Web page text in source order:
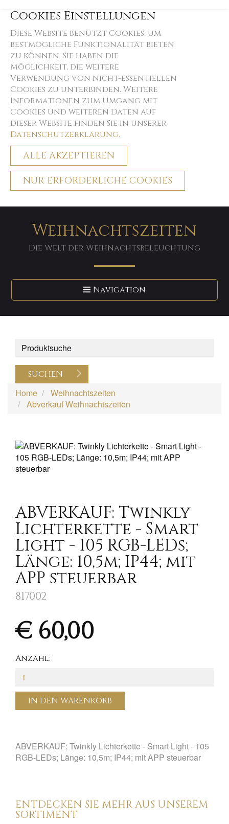
Cookies Einstellungen
Diese Website benützt Cookies, um
bestmögliche Funktionalität bieten
zu können. Sie haben die
Möglichkeit, die weitere
Verwendung von nicht-essentiellen
Cookies zu unterbinden. Weitere
Informationen zum Umgang mit
Cookies und weiteren Daten auf
dieser Website finden Sie in unserer
Datenschutzerklärung.
ALLE AKZEPTIEREN
NUR ERFORDERLICHE COOKIES
Weihnachtszeiten
Die Welt der Weihnachtsbeleuchtung
Toggle
navigation
Navigation
SUCHEN
Home
Weihnachtszeiten
Abverkauf Weihnachtszeiten
ABVERKAUF: Twinkly
Lichterkette - Smart
Light - 105 RGB-LEDs;
Länge: 10,5m; IP44; mit
APP steuerbar
817002
€ 60,00
Anzahl:
IN DEN WARENKORB
ABVERKAUF: Twinkly Lichterkette - Smart Light - 105
RGB-LEDs; Länge: 10,5m; IP44; mit APP steuerbar
ENTDECKEN SIE MEHR AUS UNSEREM
SORTIMENT